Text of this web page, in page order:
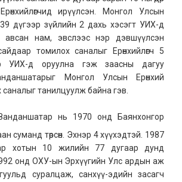
ирүүлсэн. Монгол Улсын
дүгээр зүйлийн 2 дахь хэсэгт УИХ-д
авсан нам, эвслээс нэр дэвшүүлсэн
томилох саналыг Ерөнхийлөгч 5
УИХ-д оруулна гэж заасны дагуу
Монгол Улсын Ерөнхий
танилцуулж байна гэв.
нь 1970 онд Баянхонгор
суманд төрсөн. Эхнэр 4 хүүхэдтэй. 1987
хотын 10 жилийн 77 дугаар дунд
онд ОХУ-ын Эрхүүгийн Улс ардын аж
суралцаж, санхүү-эдийн засагч